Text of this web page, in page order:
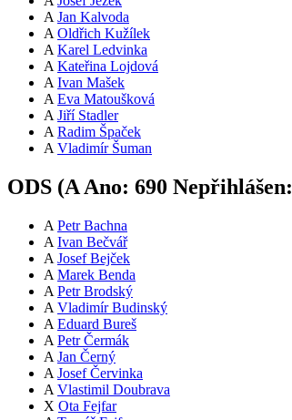
A Jan Kalvoda
A Oldřich Kužílek
A Karel Ledvinka
A Kateřina Lojdová
A Ivan Mašek
A Eva Matoušková
A Jiří Stadler
A Radim Špaček
A Vladimír Šuman
ODS (A Ano: 690 Nepřihlášen:
A Petr Bachna
A Ivan Bečvář
A Josef Bejček
A Marek Benda
A Petr Brodský
A Vladimír Budinský
A Eduard Bureš
A Petr Čermák
A Jan Černý
A Josef Červinka
A Vlastimil Doubrava
X Ota Fejfar